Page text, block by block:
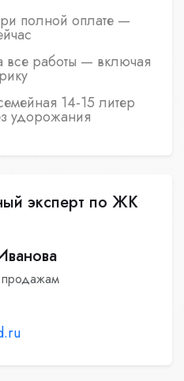
полной оплате —
все работы — включая
14-15 литер
удорожания
эксперт по ЖК